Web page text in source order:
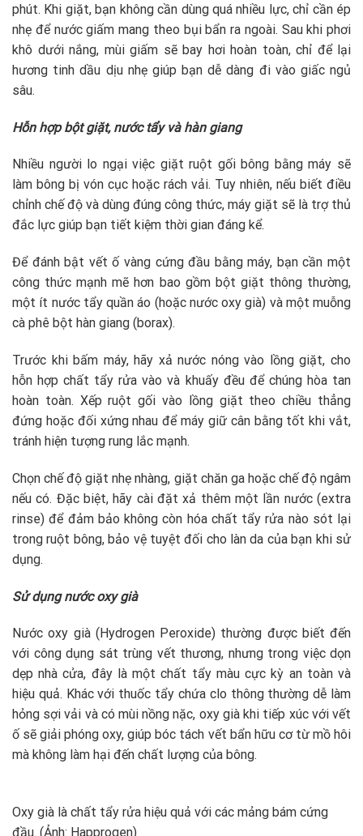
phút. Khi giặt, bạn không cần dùng quá nhiều lực, chỉ cần ép
nhẹ để nước giấm mang theo bụi bẩn ra ngoài. Sau khi phơi
khô dưới nắng, mùi giấm sẽ bay hơi hoàn toàn, chỉ để lại
hương tinh dầu dịu nhẹ giúp bạn dễ dàng đi vào giấc ngủ
sâu.
Hỗn hợp bột giặt, nước tẩy và hàn giang
Nhiều người lo ngại việc giặt ruột gối bông bằng máy sẽ
làm bông bị vón cục hoặc rách vải. Tuy nhiên, nếu biết điều
chỉnh chế độ và dùng đúng công thức, máy giặt sẽ là trợ thủ
đắc lực giúp bạn tiết kiệm thời gian đáng kể.
Để đánh bật vết ố vàng cứng đầu bằng máy, bạn cần một
công thức mạnh mẽ hơn bao gồm bột giặt thông thường,
một ít nước tẩy quần áo (hoặc nước oxy già) và một muỗng
cà phê bột hàn giang (borax).
Trước khi bấm máy, hãy xả nước nóng vào lồng giặt, cho
hỗn hợp chất tẩy rửa vào và khuấy đều để chúng hòa tan
hoàn toàn. Xếp ruột gối vào lồng giặt theo chiều thẳng
đứng hoặc đối xứng nhau để máy giữ cân bằng tốt khi vắt,
tránh hiện tượng rung lắc mạnh.
Chọn chế độ giặt nhẹ nhàng, giặt chăn ga hoặc chế độ ngâm
nếu có. Đặc biệt, hãy cài đặt xả thêm một lần nước (extra
rinse) để đảm bảo không còn hóa chất tẩy rửa nào sót lại
trong ruột bông, bảo vệ tuyệt đối cho làn da của bạn khi sử
dụng.
Sử dụng nước oxy già
Nước oxy già (Hydrogen Peroxide) thường được biết đến
với công dụng sát trùng vết thương, nhưng trong việc dọn
dẹp nhà cửa, đây là một chất tẩy màu cực kỳ an toàn và
hiệu quả. Khác với thuốc tẩy chứa clo thông thường dễ làm
hỏng sợi vải và có mùi nồng nặc, oxy già khi tiếp xúc với vết
ố sẽ giải phóng oxy, giúp bóc tách vết bẩn hữu cơ từ mồ hôi
mà không làm hại đến chất lượng của bông.
Oxy già là chất tẩy rửa hiệu quả với các mảng bám cứng
đầu. (Ảnh: Happrogen)